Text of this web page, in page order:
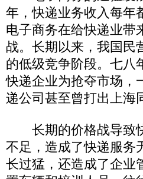
年，快递业务收入每年
电子商务在给快递业带
战。长期以来，我国民
的低级竞争阶段。七八
快递企业为抢夺市场
递公司甚至曾打出上海
长期的价格战导致快
不足，造成了快递服务
长过猛，还造成了企业